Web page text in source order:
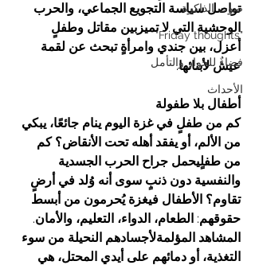
صوت الذاكرة
"Friday thoughts"
فضاءٌ للحوار والتأمل
الأحداث
تواصل سياسة التجويع الجماعي، والحرب
الوحشية التي لا تميزبين مقاتل وطفلٍ
أعزل، بين جندي وامرأةٍ تبحث عن لقمة
عيش لأبنائها.
أطفال بلا طفولة
كم من طفلٍ في غزة اليوم ينام جائعًا، يبكي
من الألم، أو يفقد أهله تحت الأنقاض؟ كم
من طفلٍيحمل جراح الحرب الجسدية
والنفسية دون ذنبٍ سوى أنه وُلد في أرضٍ
تقاوم؟ الأطفال فيغزة يُحرمون من أبسط
حقوقهم: الطعام، الدواء، التعليم، والأمان.
المشاهد المؤلمةلأجسادهم النحيلة من سوء
التغذية، أو دمائهم على أيدي المحتل، هي